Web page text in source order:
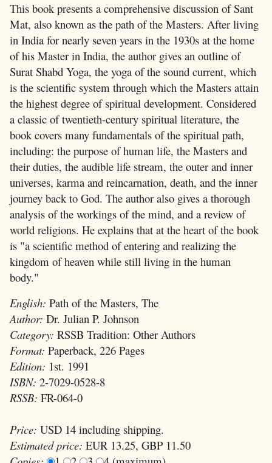
This book presents a comprehensive discussion of Sant
Mat, also known as the path of the Masters. After living
in India for nearly seven years in the 1930s at the home
of his Master in India, the author gives an outline of
Surat Shabd Yoga, the yoga of the sound current, which
is the scientific system through which the Masters attain
the highest degree of spiritual development. Considered
a classic of twentieth-century spiritual literature, the
book covers many fundamentals of the spiritual path,
including: the purpose of human life, the Masters and
their duties, the audible life stream, the outer and inner
universes, karma and reincarnation, death, and the inner
journey back to God. The author also gives a thorough
analysis of the workings of the mind, and a review of
world religions. He explains that at the heart of the book
is "a scientific method of entering and realizing the
kingdom of heaven while still living in the human
body."
English: Path of the Masters, The
Author: Dr. Julian P. Johnson
Category: RSSB Tradition: Other Authors
Format: Paperback, 226 Pages
Edition: 1st. 1991
ISBN: 2-7029-0528-8
RSSB: FR-064-0
Price: USD 14 including shipping.
Estimated price: EUR 13.25, GBP 11.50